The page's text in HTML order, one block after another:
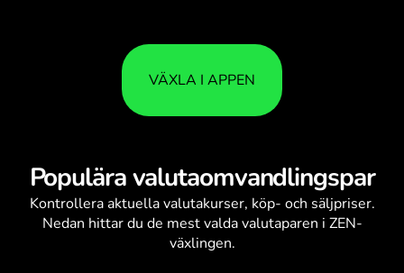
VÄXLA I APPEN
Populära valutaomvandlingspar
Kontrollera aktuellavalutakurser, köp- och säljpriser.
Nedan hittar du de mest valda valutaparen i ZEN-
växlingen.